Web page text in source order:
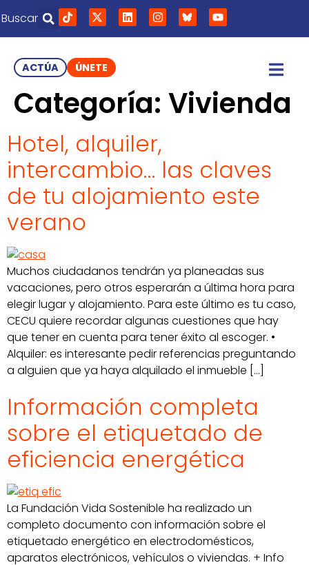
Buscar
ACTÚA ÚNETE
Categoría: Vivienda
Hotel, alquiler,
intercambio… las claves
de tu alojamiento este
verano
Muchos ciudadanos tendrán ya planeadas sus
vacaciones, pero otros esperarán a última hora para
elegir lugar y alojamiento. Para este último es tu caso,
CECU quiere recordar algunas cuestiones que hay
que tener en cuenta para tener éxito al escoger. •
Alquiler: es interesante pedir referencias preguntando
a alguien que ya haya alquilado el inmueble […]
Información completa
sobre el etiquetado de
eficiencia energética
La Fundación Vida Sostenible ha realizado un
completo documento con información sobre el
etiquetado energético en electrodomésticos,
aparatos electrónicos, vehículos o viviendas. + Info